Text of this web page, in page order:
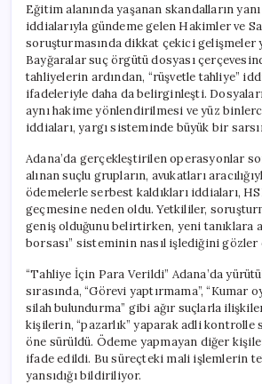
Eğitim alanında yaşanan skandalların
iddialarıyla gündeme gelen Hakimler ve
soruşturmasında dikkat çekici gelişmeler
Bayğaralar suç örgütü dosyası
tahliyelerin ardından, “rüşvetle tahliye”
ifadeleriyle daha da belirginleşti.
aynı hakime yönlendirilmesi ve yüz
iddiaları, yargı sisteminde büyük bir
Adana’da gerçekleştirilen operasyonlar
alınan suçlu grupların, avukatları
ödemelerle serbest kaldıkları iddiaları,
geçmesine neden oldu. Yetkililer,
geniş olduğunu belirtirken, yeni tanıklara
borsası” sisteminin nasıl işlediğini gözler
“Tahliye İçin Para Verildi” Adana’da
sırasında, “Görevi yaptırmama”, “Kumar
silah bulundurma” gibi ağır suçlarla
kişilerin, “pazarlık” yaparak adli kontrolle
öne sürüldü. Ödeme yapmayan diğer
ifade edildi. Bu süreçteki mali işlemlerin
yansıdığı bildiriliyor.